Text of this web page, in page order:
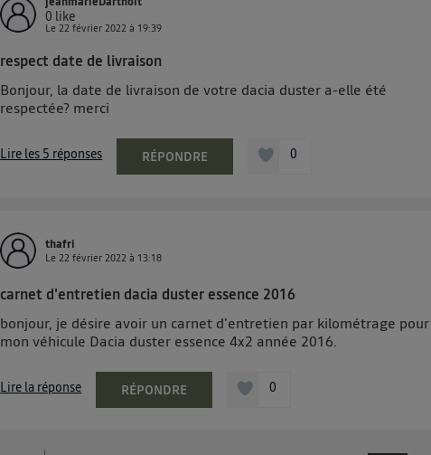
0 like
Le22 février 2022 à 19:39
respect date de livraison
Bonjour, la date de livraison de votre dacia duster a-elle été
respectée? merci
Lire les 5 réponses RÉPONDRE 0
thafri
Le22 février 2022 à 13:18
carnet d'entretien dacia duster essence 2016
bonjour, je désire avoir un carnet d'entretien par kilométrage pour
mon véhicule Dacia duster essence 4x2 année 2016.
Lire la réponse RÉPONDRE 0